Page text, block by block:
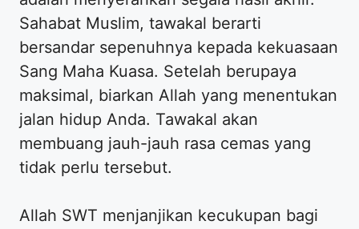
Sahabat Muslim, tawakal berarti
bersandar sepenuhnya kepada kekuasaan
Sang Maha Kuasa. Setelah berupaya
maksimal, biarkan Allah yang menentukan
jalan hidup Anda. Tawakal akan
membuang jauh-jauh rasa cemas yang
tidak perlu tersebut.
Allah SWT menjanjikan kecukupan bagi